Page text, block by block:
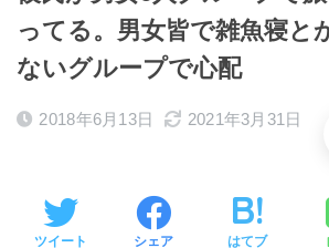
ってる。男女皆で雑魚寝と
ないグループで心配
2018年6月13日 2021年3月31日
ツイート シェア はてブ